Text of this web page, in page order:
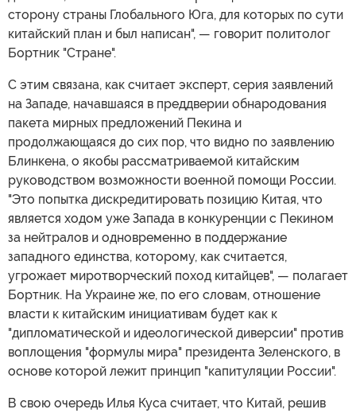
сторону страны Глобального Юга, для которых по сути
китайский план и был написан", — говорит политолог
Бортник "Стране".
С этим связана, как считает эксперт, серия заявлений
на Западе, начавшаяся в преддверии обнародования
пакета мирных предложений Пекина и
продолжающаяся до сих пор, что видно по заявлению
Блинкена, о якобы рассматриваемой китайским
руководством возможности военной помощи России.
"Это попытка дискредитировать позицию Китая, что
является ходом уже Запада в конкуренции с Пекином
за нейтралов и одновременно в поддержание
западного единства, которому, как считается,
угрожает миротворческий поход китайцев", — полагает
Бортник. На Украине же, по его словам, отношение
власти к китайским инициативам будет как к
"дипломатической и идеологической диверсии" против
воплощения "формулы мира" президента Зеленского, в
основе которой лежит принцип "капитуляции России".
В свою очередь Илья Куса считает, что Китай, решив